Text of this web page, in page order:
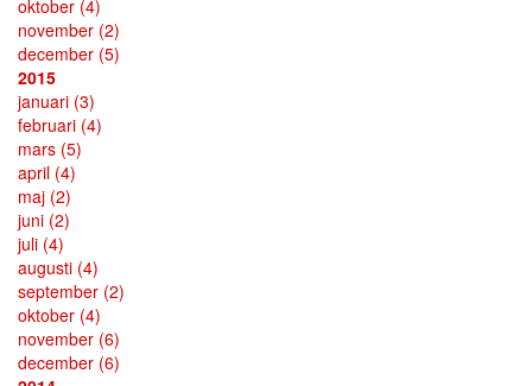
oktober (4)
november (2)
december (5)
2015
januari (3)
februari (4)
mars (5)
april (4)
maj (2)
juni (2)
juli (4)
augusti (4)
september (2)
oktober (4)
november (6)
december (6)